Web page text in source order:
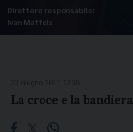
Direttore responsabile:
Ivan Maffeis
La croce e la bandiera